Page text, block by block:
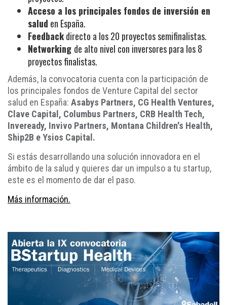
Acceso a los principales fondos de inversión en
salud en España.
Feedbackdirecto a los 20 proyectos semifinalistas.
Networking de alto nivel con inversores para los 8
proyectos finalistas.
Además, la convocatoria cuenta con la participación de
los principales fondos de Venture Capital del sector
salud en España: Asabys Partners, CG Health Ventures,
Clave Capital, Columbus Partners, CRB Health Tech,
Inveready, Invivo Partners, Montana Children's Health,
Ship2B e Ysios Capital.
Si estás desarrollando una solución innovadora en el
ámbito de la salud y quieres dar un impulso a tu startup,
este es el momento de dar el paso.
Más información.